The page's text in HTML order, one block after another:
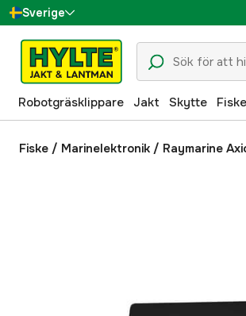
Sverige
Danmark
Suomi
Norge
Deutschland
Robotgräsklippare Jakt Skytte Fiske
Fiske / Marinelektronik / Raymarine